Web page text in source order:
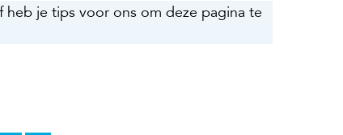
heb je tips voor ons om deze pagina te